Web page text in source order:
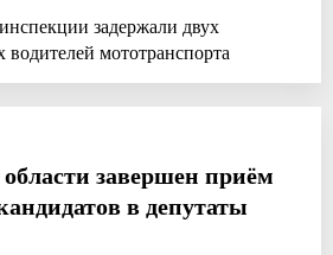
задержали двух
мототранспорта
завершен приём
в депутаты